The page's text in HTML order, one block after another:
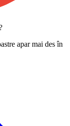
apar mai des în